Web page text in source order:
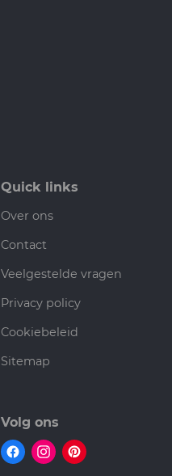
Quick links
Over ons
Contact
Veelgestelde vragen
Privacy policy
Cookiebeleid
Sitemap
Volg ons